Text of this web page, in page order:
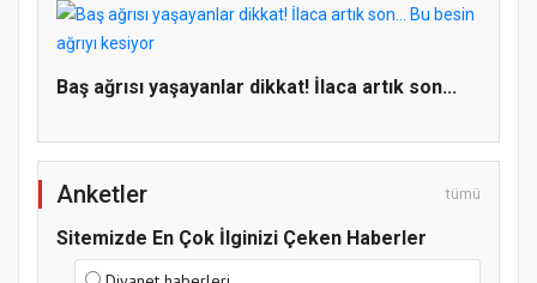
Baş ağrısı yaşayanlar dikkat! İlaca artık son...
Anketler tümü
Sitemizde En Çok İlginizi Çeken Haberler